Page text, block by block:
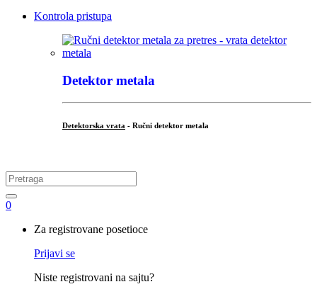
Kontrola pristupa
Detektor metala
Detektorska vrata - Ručni detektor metala
Search
for:
0
Za registrovane posetioce
Prijavi se
Niste registrovani na sajtu?